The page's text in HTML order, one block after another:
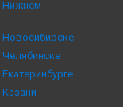
Нижнем
Новосибирске
Челябинске
Екатеринбурге
Казани